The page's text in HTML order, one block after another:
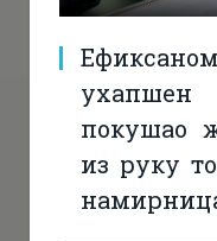
покушао
из руку